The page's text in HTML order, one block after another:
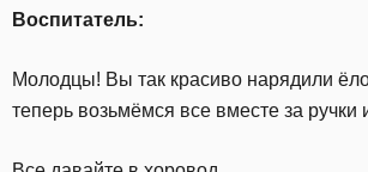
Воспитатель:
Молодцы! Вы так красиво нарядили
теперь возьмёмся все вместе за ручки